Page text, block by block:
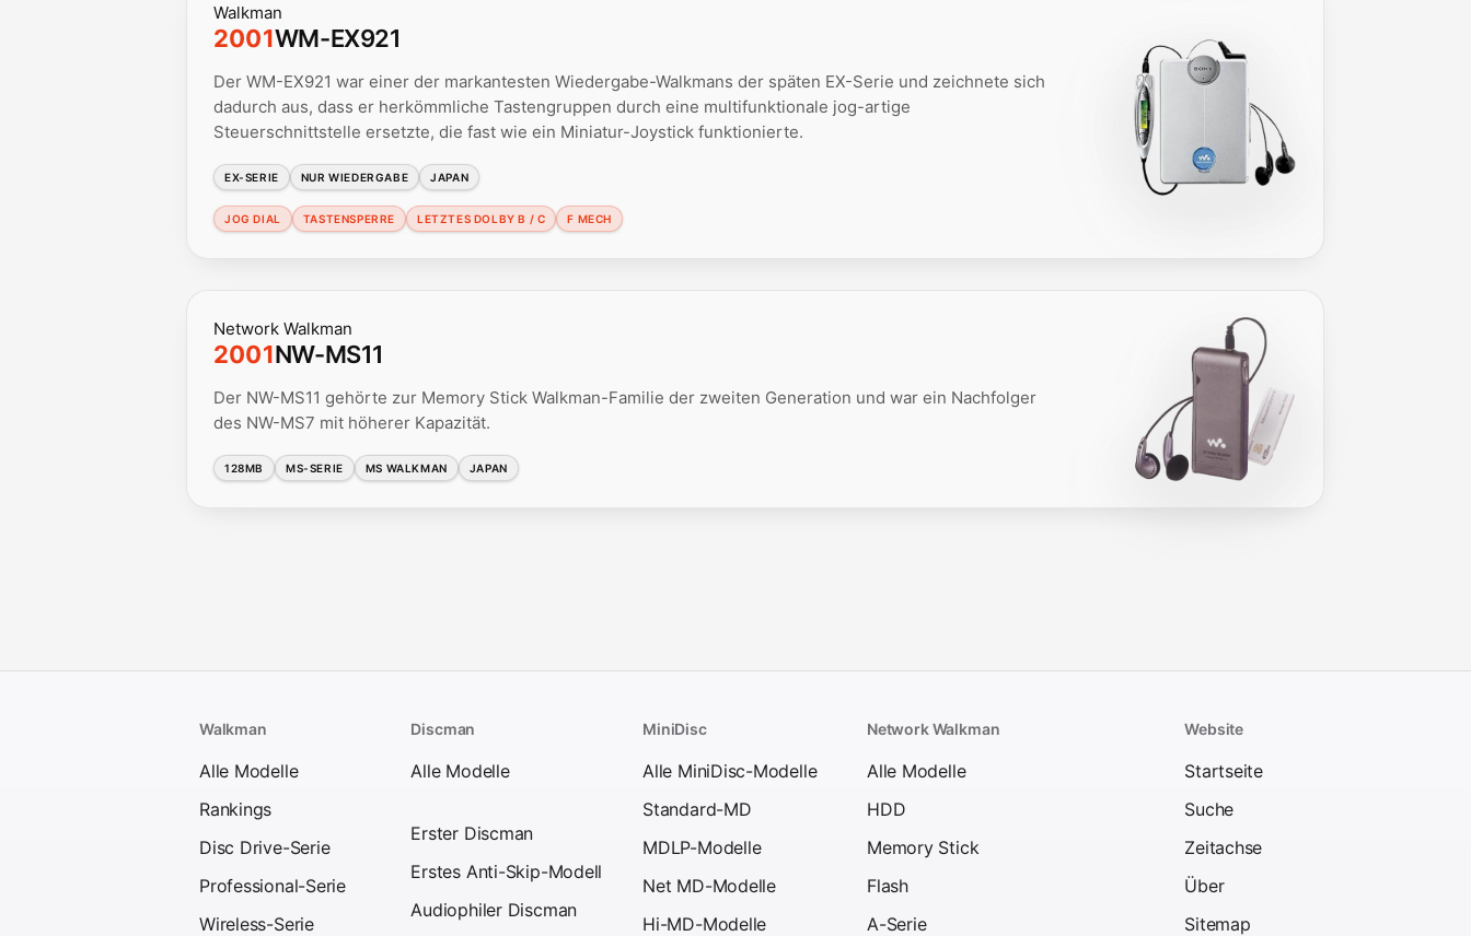
Walkman
2001WM-EX921
Der WM-EX921 war einer der markantesten Wiedergabe-Walkmans der späten EX-Serie und zeichnete sich
dadurch aus, dass er herkömmliche Tastengruppen durch eine multifunktionale jog-artige
Steuerschnittstelle ersetzte, die fast wie ein Miniatur-Joystick funktionierte.
EX-SERIE NUR WIEDERGABE JAPAN
JOG DIAL TASTENSPERRE LETZTES DOLBY B / C F MECH
Network Walkman
2001NW-MS11
Der NW-MS11 gehörte zur Memory Stick Walkman-Familie der zweiten Generation und war ein Nachfolger
des NW-MS7 mit höherer Kapazität.
128MB MS-SERIE MS WALKMAN JAPAN
Walkman
Alle Modelle
Rankings
Disc Drive-Serie
Professional-Serie
Wireless-Serie
Discman
Alle Modelle
Erster Discman
Erstes Anti-Skip-Modell
Audiophiler Discman
MiniDisc
Alle MiniDisc-Modelle
Standard-MD
MDLP-Modelle
Net MD-Modelle
Hi-MD-Modelle
Network Walkman
Alle Modelle
HDD
Memory Stick
Flash
A-Serie
Website
Startseite
Suche
Zeitachse
Über
Sitemap